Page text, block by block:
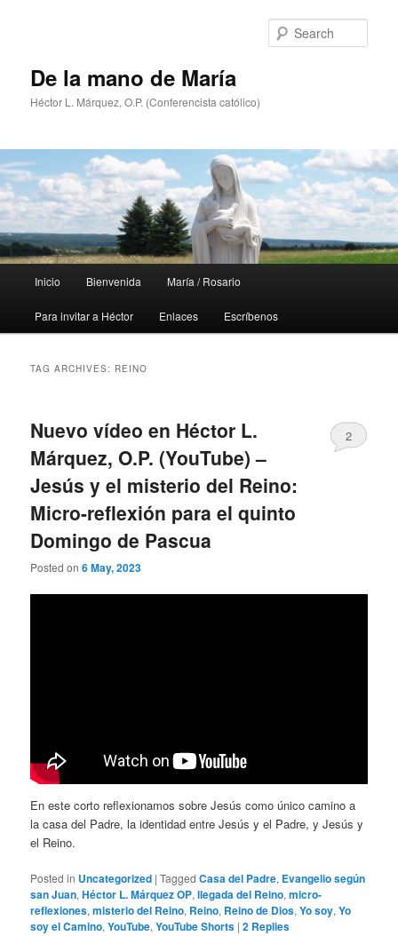
De la mano de María
Héctor L. Márquez, O.P. (Conferencista católico)
Inicio Bienvenida María / Rosario
Para invitar a Héctor Enlaces Escríbenos
TAG ARCHIVES: REINO
Nuevo vídeo en Héctor L.
Márquez, O.P. (YouTube) –
Jesús y el misterio del Reino:
Micro-reflexión para el quinto
Domingo de Pascua
Posted on6 May, 2023
2
En este corto reflexionamos sobre Jesús como único camino a
la casa del Padre, la identidad entre Jesús y el Padre, y Jesús y
el Reino.
Posted in Uncategorized |Tagged Casa del Padre, Evangelio según
san Juan,Héctor L. Márquez OP,llegada del Reino,micro-
reflexiones,misterio del Reino, Reino, Reino de Dios,Yo soy,Yo
soy el Camino,YouTube,YouTube Shorts |2 Replies